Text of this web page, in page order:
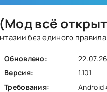
всё
без единого
Обновлено:
22.07.26
Версия:
1.101
Требования:
Android